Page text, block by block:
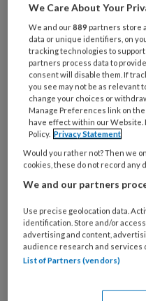
Wat
is
je
e-
mailadres?
* *
Kies
je
wachtwoord* *
Kies
je
functie *
welke
organisatie
werk
je?
Untitled
Ontvang 2x per
Ontvang iedere
We Care About Your
We and our889 partners store
data or unique identifiers, on
tracking technologies to
partners process data to
consent will disable them. If
you see may not be as relevant
change your choices or
Manage Preferences link on
have effect within our Website.
Policy. Privacy Statement
Would you rather not? Then we
cookies, these do not record any
We and our partners
Use precise geolocation data.
identification. Store and/or
advertising and content,
audience research and services
List of Partners (vendors)